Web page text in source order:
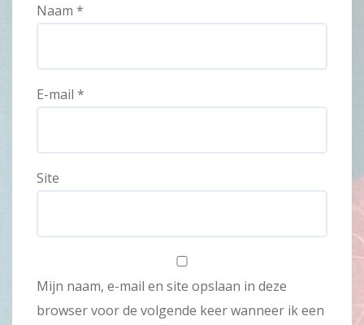
Naam *
E-mail *
Site
Mijn naam, e-mail en site opslaan in deze
browser voor de volgende keer wanneer ik een